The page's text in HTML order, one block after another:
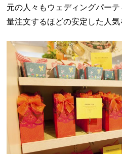
元の人々もウェディングパー
量注文するほどの安定した人気